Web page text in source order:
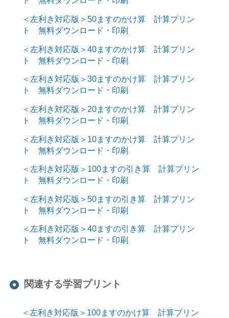
＜左利き対応版＞50ますのかけ算 計算プリン
ト 無料ダウンロード・印刷
＜左利き対応版＞40ますのかけ算 計算プリン
ト 無料ダウンロード・印刷
＜左利き対応版＞30ますのかけ算 計算プリン
ト 無料ダウンロード・印刷
＜左利き対応版＞20ますのかけ算 計算プリン
ト 無料ダウンロード・印刷
＜左利き対応版＞10ますのかけ算 計算プリン
ト 無料ダウンロード・印刷
＜左利き対応版＞100ますの引き算 計算プリン
ト 無料ダウンロード・印刷
＜左利き対応版＞50ますの引き算 計算プリン
ト 無料ダウンロード・印刷
＜左利き対応版＞40ますの引き算 計算プリン
ト 無料ダウンロード・印刷
関連する学習プリント
＜左利き対応版＞100ますのかけ算 計算プリン